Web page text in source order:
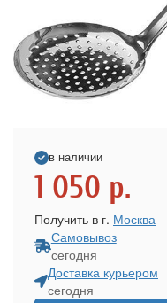
в наличии
1 050 р.
Получить в г. Москва
Самовывоз
сегодня
Доставка курьером
сегодня